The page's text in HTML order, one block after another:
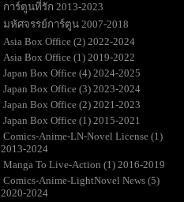
การ์ตูนที่รัก 2013-2023
มหัศจรรย์การ์ตูน 2007-2018
Asia Box Office (2) 2022-2024
Asia Box Office (1) 2019-2022
Japan Box Office (4) 2024-2025
Japan Box Office (3) 2023-2024
Japan Box Office (2) 2021-2023
Japan Box Office (1) 2015-2021
Comics-Anime-LN-Novel License (1)
2013-2024
Manga To Live-Action (1) 2016-2019
Comics-Anime-LightNovel News (5)
2020-2024